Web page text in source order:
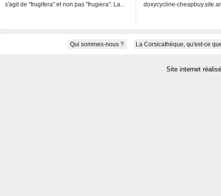
s'agit de "frugifera" et non pas "frugiera". La...
doxycycline-
Qui sommes-nous ? La Corsicathèque, qu'est-ce
Site internet